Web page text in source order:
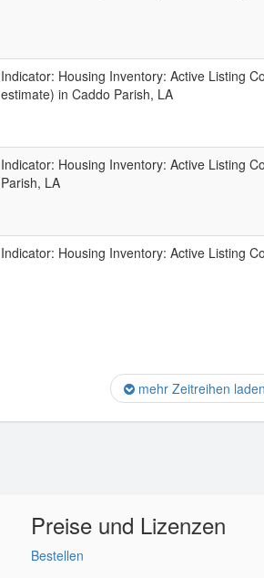
Indicator: Housing Inventory: Active Listing
estimate) in Caddo Parish, LA
Indicator: Housing Inventory: Active Listing
Parish, LA
Indicator: Housing Inventory: Active Listing
mehr Zeitreihen laden
Preise und Lizenzen
Bestellen